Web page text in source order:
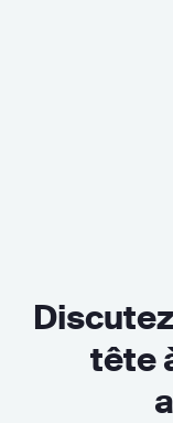
tête